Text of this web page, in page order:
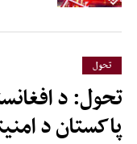
تحول
تحول: د
پاکستان د